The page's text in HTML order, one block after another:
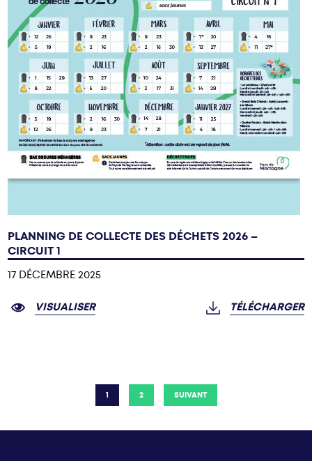
PLANNING DE COLLECTE DES DÉCHETS 2026 –
CIRCUIT 1
17 DÉCEMBRE 2025
VISUALISER TÉLÉCHARGER
1 2 SUIVANT